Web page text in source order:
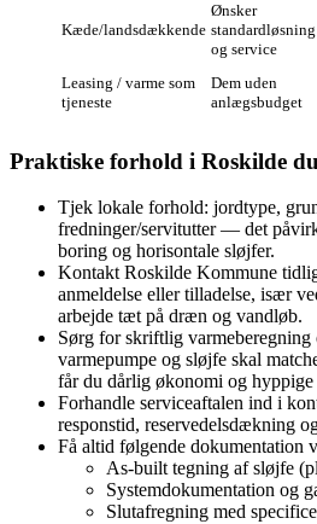
Kæde/landsdækkende
Ønsker
standardløsning
og service
Leasing / varme som
tjeneste
Dem uden
anlægsbudget
Praktiske forhold i Roskilde
Tjek lokale forhold: jordtype,
fredninger/servitutter — det
boring og horisontale sløjfer.
Kontakt Roskilde Kommune
anmeldelse eller tilladelse, især
arbejde tæt på dræn og vandløb.
Sørg for skriftlig varmeberegning
varmepumpe og sløjfe skal
får du dårlig økonomi og hyppige
Forhandle serviceaftalen ind i
responstid, reservedelsdækning
Få altid følgende dokumentation
As‑built tegning af sløjfe
Systemdokumentation og
Slutafregning med